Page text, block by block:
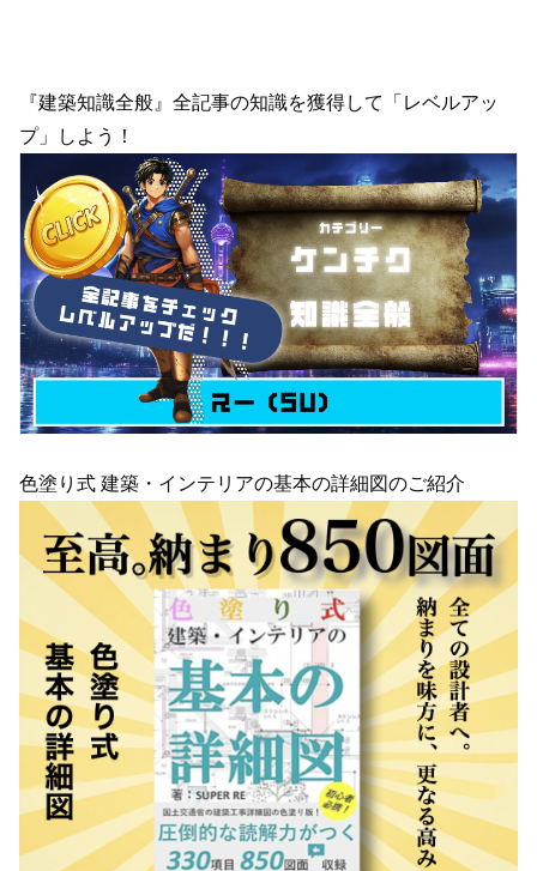
『建築知識全般』全記事の知識を獲得して「レベルアッ
プ」しよう！
色塗り式 建築・インテリアの基本の詳細図のご紹介